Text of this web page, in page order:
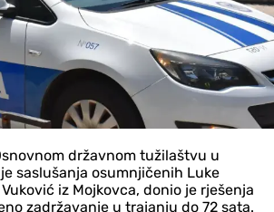
državnom tužilaštvu u
saslušanja osumnjičenih Luke
iz Mojkovca, donio je rješenja
zadržavanje u trajanju do 72 sata.